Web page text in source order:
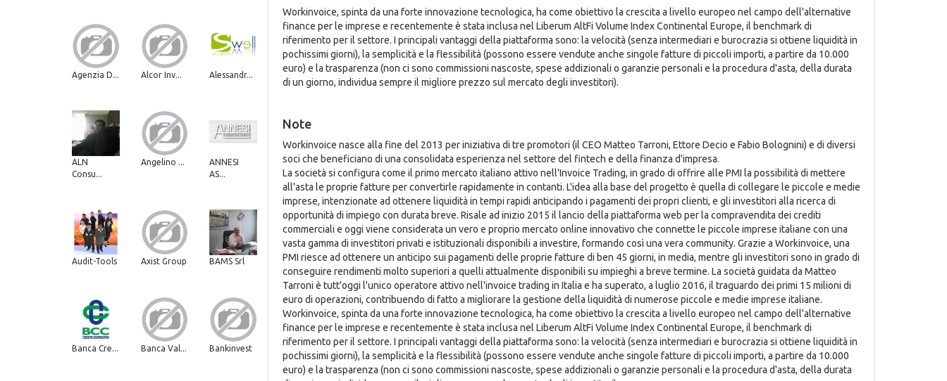
Agenzia D... Alcor Inv... Alessandr...
ALN
Consu...
Angelino ...
ANNESI
AS...
Audit-Tools Axist Group BAMS Srl
Banca Cre... Banca Val... Bankinvest
Workinvoice, spinta da una forte innovazione tecnologica, ha come obiettivo la crescita a livello europeo nel campo dell'alternative
finance per le imprese e recentemente è stata inclusa nel Liberum AltFi Volume Index Continental Europe, il benchmark di
riferimento per il settore. I principali vantaggi della piattaforma sono: la velocità (senza intermediari e burocrazia si ottiene liquidità in
pochissimi giorni), la semplicità e la flessibilità (possono essere vendute anche singole fatture di piccoli importi, a partire da 10.000
euro) e la trasparenza (non ci sono commissioni nascoste, spese addizionali o garanzie personali e la procedura d'asta, della durata
di un giorno, individua sempre il migliore prezzo sul mercato degli investitori).
Note
Workinvoice nasce alla fine del 2013 per iniziativa di tre promotori (il CEO Matteo Tarroni, Ettore Decio e Fabio Bolognini) e di diversi
soci che beneficiano di una consolidata esperienza nel settore del fintech e della finanza d'impresa.
La società si configura come il primo mercato italiano attivo nell'Invoice Trading, in grado di offrire alle PMI la possibilità di mettere
all'asta le proprie fatture per convertirle rapidamente in contanti. L'idea alla base del progetto è quella di collegare le piccole e medie
imprese, intenzionate ad ottenere liquidità in tempi rapidi anticipando i pagamenti dei propri clienti, e gli investitori alla ricerca di
opportunità di impiego con durata breve. Risale ad inizio 2015 il lancio della piattaforma web per la compravendita dei crediti
commerciali e oggi viene considerata un vero e proprio mercato online innovativo che connette le piccole imprese italiane con una
vasta gamma di investitori privati e istituzionali disponibili a investire, formando così una vera community. Grazie a Workinvoice, una
PMI riesce ad ottenere un anticipo sui pagamenti delle proprie fatture di ben 45 giorni, in media, mentre gli investitori sono in grado di
conseguire rendimenti molto superiori a quelli attualmente disponibili su impieghi a breve termine. La società guidata da Matteo
Tarroni è tutt'oggi l'unico operatore attivo nell'invoice trading in Italia e ha superato, a luglio 2016, il traguardo dei primi 15 milioni di
euro di operazioni, contribuendo di fatto a migliorare la gestione della liquidità di numerose piccole e medie imprese italiane.
Workinvoice, spinta da una forte innovazione tecnologica, ha come obiettivo la crescita a livello europeo nel campo dell'alternative
finance per le imprese e recentemente è stata inclusa nel Liberum AltFi Volume Index Continental Europe, il benchmark di
riferimento per il settore. I principali vantaggi della piattaforma sono: la velocità (senza intermediari e burocrazia si ottiene liquidità in
pochissimi giorni), la semplicità e la flessibilità (possono essere vendute anche singole fatture di piccoli importi, a partire da 10.000
euro) e la trasparenza (non ci sono commissioni nascoste, spese addizionali o garanzie personali e la procedura d'asta, della durata